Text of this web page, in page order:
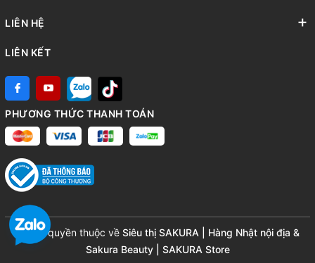
LIÊN HỆ
LIÊN KẾT
PHƯƠNG THỨC THANH TOÁN
© Bản quyền thuộc về Siêu thị SAKURA | Hàng Nhật nội địa &
Sakura Beauty | SAKURA Store